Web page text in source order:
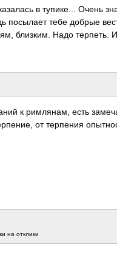
в тупике... Очень
посылает тебе добрые
близким. Надо терпеть.
к римлянам, есть
от терпения
на отклики